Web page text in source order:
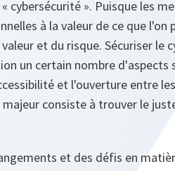
cybersécurité ». Puisque les
à la valeur de ce que
et du risque. Sécuriser le
un certain nombre d'aspects
et l'ouverture entre
consiste à trouver le
et des défis en